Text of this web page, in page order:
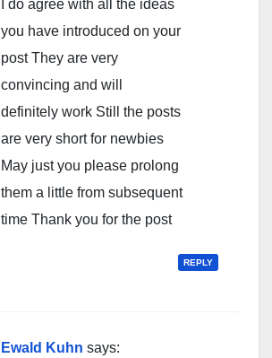
I do agree with all the ideas
you have introduced on your
post They are very
convincing and will
definitely work Still the posts
are very short for newbies
May just you please prolong
them a little from subsequent
time Thank you for the post
REPLY
Ewald Kuhn says: